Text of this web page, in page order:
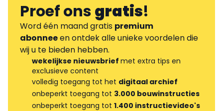
Proef onsgratis!
Word één maand gratis premium
abonneeen ontdek alle unieke voordelen die
wij u te bieden hebben.
wekelijkse nieuwsbrief met extra tips en
exclusieve content
volledig toegang tot het digitaal archief
onbeperkt toegang tot 3.000 bouwinstructies
onbeperkt toegang tot 1.400 instructievideo's